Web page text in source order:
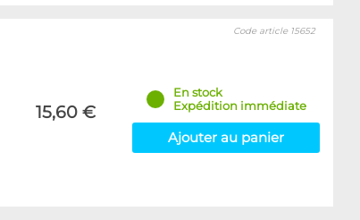
15,60 €
Code article 15652
En stock
Expédition immédiate
Ajouter au panier